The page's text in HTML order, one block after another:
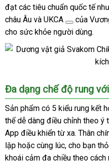
G
âm
vật
ấm
đạt các tiêu chuẩn quốc tế
châu Âu và UKCA
của
cho sức khỏe người dùng.
Dương
vật
giả
Svakom
Chika
rung
điểm
G
Đa dạng chế độ rung
Sản phẩm có 5 kiểu rung kết
thể dễ dàng điều chỉnh theo ý
App điều khiển từ xa. Thân
lập hoặc cùng lúc, cho bạn
khoái cảm đa chiều theo cách